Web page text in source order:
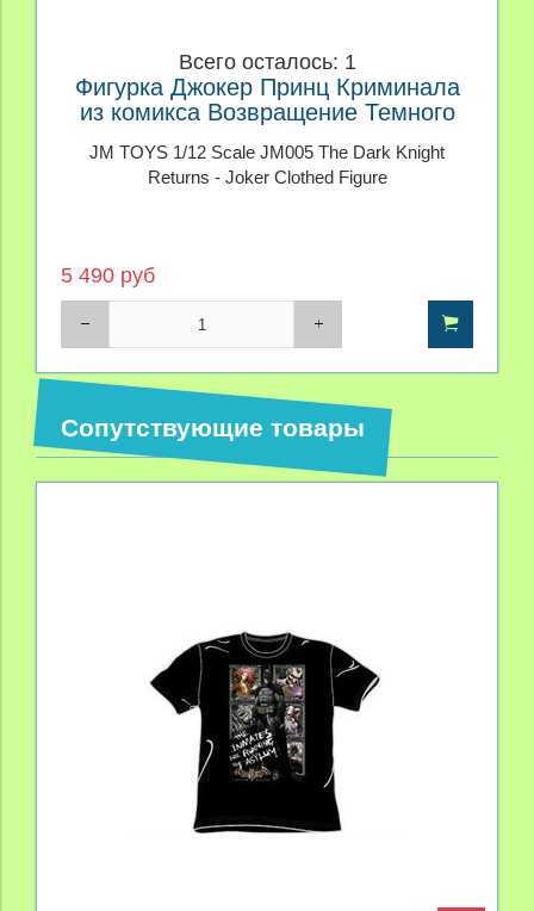
Всего осталось: 1
Фигурка Джокер Принц Криминала
из комикса Возвращение Темного
JM TOYS 1/12 Scale JM005 The Dark Knight
Returns - Joker Clothed Figure
5 490 руб
Сопутствующие товары